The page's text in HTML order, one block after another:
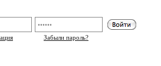
Забыли пароль?